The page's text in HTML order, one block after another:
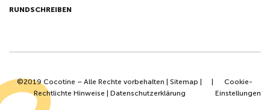
RUNDSCHREIBEN
©2019 Cocotine – Alle Rechte vorbehalten | Sitemap
Rechtlichte Hinweise
Datenschutzerklärung
Cookie-
Einstellungen